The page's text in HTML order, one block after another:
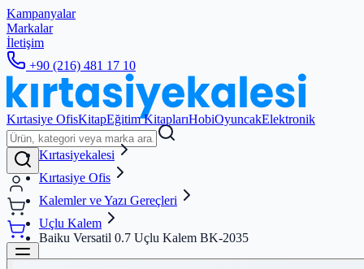
Kampanyalar
Markalar
İletişim
+90 (216) 481 17 10
Kırtasiye OfisKitapEğitim KitaplarıHobiOyuncakElektronik
Kırtasiyekalesi
Kırtasiye Ofis
Kalemler ve Yazı Gereçleri
Uçlu Kalem
Baiku Versatil 0.7 Uçlu Kalem BK-2035